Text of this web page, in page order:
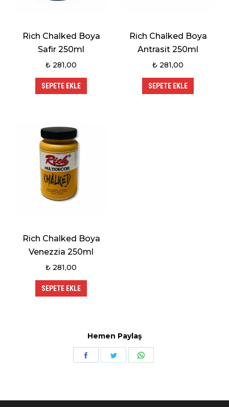
Rich Chalked Boya
Safir 250ml
₺ 281,00
SEPETE EKLE
Rich Chalked Boya
Antrasit 250ml
₺ 281,00
SEPETE EKLE
Rich Chalked Boya
Venezzia 250ml
₺ 281,00
SEPETE EKLE
Hemen Paylaş
Share
Share